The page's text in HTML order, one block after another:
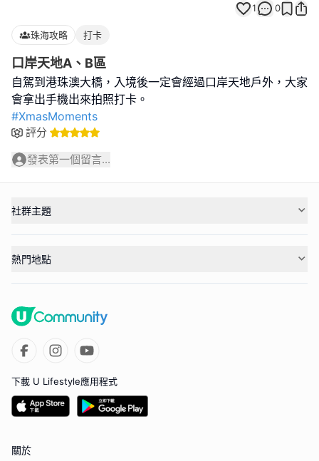
1 0
珠海攻略 打卡
口岸天地A、B區
自駕到港珠澳大橋，入境後一定會經過口岸天地戶外，大家
#XmasMoments
評分
發表第一個留言...
社群主題
熱門地點
下載 U Lifestyle應用程式
關於